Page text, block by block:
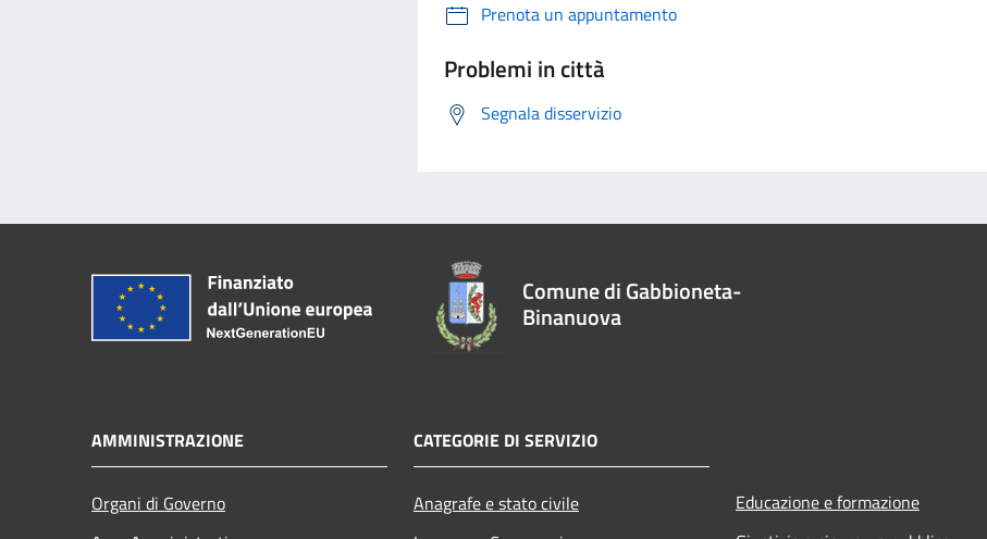
Prenota un appuntamento
Problemi in città
Segnala disservizio
Comune di Gabbioneta-
Binanuova
AMMINISTRAZIONE
Organi di Governo
CATEGORIE DI SERVIZIO
Anagrafe e stato civile
Educazione e formazione